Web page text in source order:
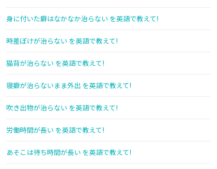
身に付いた癖はなかなか治らない を英語で教えて!
時差ぼけが治らない を英語で教えて!
猫背が治らない を英語で教えて!
寝癖が治らないまま外出 を英語で教えて!
吹き出物が治らない を英語で教えて!
労働時間が長い を英語で教えて!
あそこは待ち時間が長い を英語で教えて!